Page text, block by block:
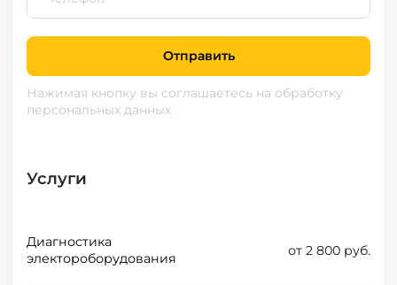
Отправить
Нажимая кнопку вы соглашаетесь на обработку
персональных данных
Услуги
Диагностика
электороборудования
от 2 800 руб.